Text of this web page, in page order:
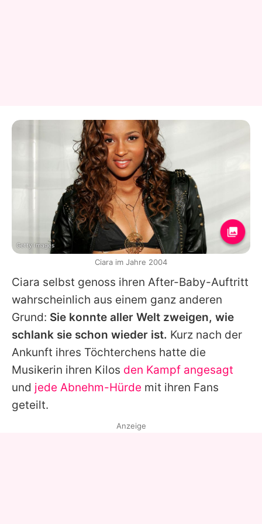
Ciara selbst genoss ihren After-Baby-Auftritt
wahrscheinlich aus einem ganz anderen
Grund: Sie konnte aller Welt zweigen, wie
schlank sie schon wieder ist. Kurz nach der
Ankunft ihres Töchterchens hatte die
Musikerin ihren Kilos den Kampf angesagt
und jede Abnehm-Hürde mit ihren Fans
geteilt.
Getty Images
Ciara im Jahre 2004
Anzeige